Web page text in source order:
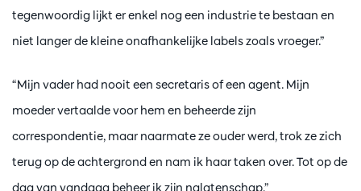
tegenwoordig lijkt er enkel nog een industrie te bestaan en
niet langer de kleine onafhankelijke labels zoals vroeger.”
“Mijn vader had nooit een secretaris of een agent. Mijn
moeder vertaalde voor hem en beheerde zijn
correspondentie, maar naarmate ze ouder werd, trok ze zich
terug op de achtergrond en nam ik haar taken over. Tot op de
dag van vandaag beheer ik zijn nalatenschap.”